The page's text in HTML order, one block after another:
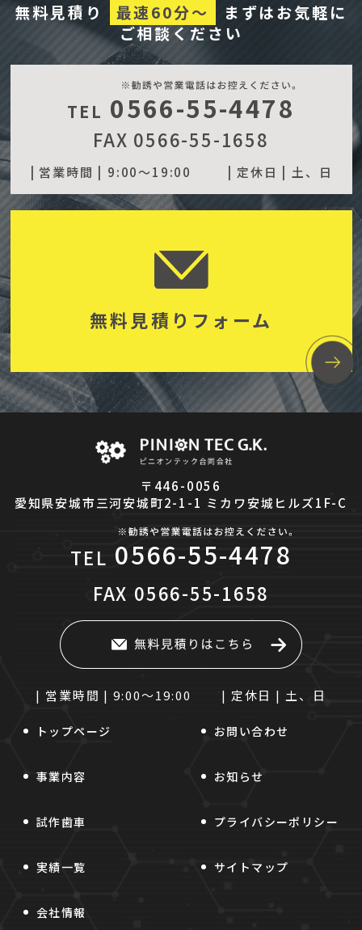
無料見積り 最速60分～
まずはお気軽に
ご相談ください
TEL 0566-55-4478
FAX 0566-55-1658
| 営業時間 | 9:00～19:00 | 定休日 | 土、日
無料見積りフォーム
〒446-0056
愛知県安城市三河安城町2-1-1 ミカワ安城ヒルズ1F-C
TEL 0566-55-4478
FAX 0566-55-1658
| 営業時間 | 9:00～19:00 | 定休日 | 土、日
トップページ
事業内容
試作歯車
実績一覧
会社情報
お問い合わせ
お知らせ
プライバシーポリシー
サイトマップ